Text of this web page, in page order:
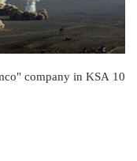
10 Ballistic missiles targeting "Aramco" company in KSA